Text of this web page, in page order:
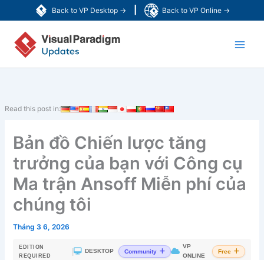
Back to VP Desktop → Back to VP Online →
tới
dung
Read this post in:
Bản đồ Chiến lược tăng
trưởng của bạn với Công cụ
Ma trận Ansoff Miễn phí của
chúng tôi
Tháng 3 6, 2026
EDITION
REQUIRED
| DESKTOP Community
VP
ONLINE
Free